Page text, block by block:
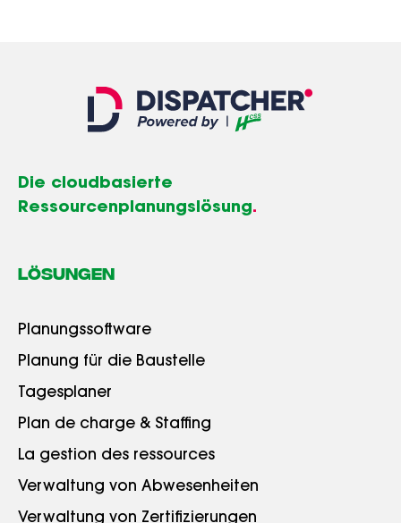
Die cloudbasierte
Ressourcenplanungslösung.
LÖSUNGEN
Planungssoftware
Planung für die Baustelle
Tagesplaner
Plan de charge & Staffing
La gestion des ressources
Verwaltung von Abwesenheiten
Verwaltung von Zertifizierungen